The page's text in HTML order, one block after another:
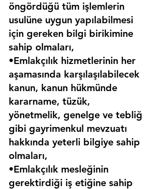
öngördüğü tüm işlemlerin
usulüne uygun yapılabilmesi
için gereken bilgi birikimine
sahip olmaları,
•Emlakçılık hizmetlerinin her
aşamasında karşılaşılabilecek
kanun, kanun hükmünde
kararname, tüzük,
yönetmelik, genelge ve tebliğ
gibi gayrimenkul mevzuatı
hakkında yeterli bilgiye sahip
olmaları,
•Emlakçılık mesleğinin
gerektirdiği iş etiğine sahip